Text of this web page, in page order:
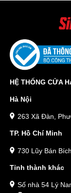
HỆ THỐNG CỬA
Hà Nội
263 Xã Đàn,
TP. Hồ Chí Minh
730 Lũy Bán
Tỉnh thành khác
Số nhà 54 Lý